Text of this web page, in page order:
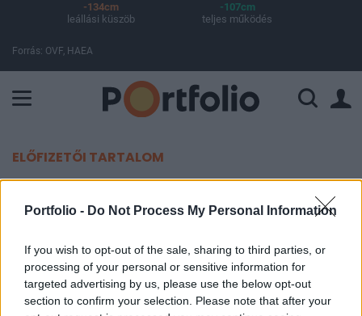
Portfolio - Do Not Process My Personal Information
If you wish to opt-out of the sale, sharing to third parties, or
processing of your personal or sensitive information for
targeted advertising by us, please use the below opt-out
section to confirm your selection. Please note that after your
-134cm
leállási küszöb
-107cm
teljes működés
Forrás: OVF, HAEA
ELŐFIZETŐI TARTALOM
Hiába az orosz blokád, özönlik az
ukrán gabona a Fekete-tenger
partjára
Portfolio
2023. november 10. 13:59